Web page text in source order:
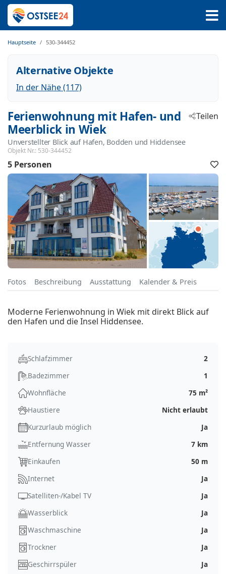
Hauptseite 530-344452
Alternative Objekte
In der Nähe (117)
Ferienwohnung mit Hafen- und
Meerblick in Wiek
Unverstellter Blick auf Hafen, Bodden und Hiddensee
- 18556
Objekt Nr.: 530-344452
Teilen
5 Personen
Fotos Beschreibung Ausstattung Kalender & Preis
Moderne Ferienwohnung in Wiek mit direkt Blick auf
den Hafen und die Insel Hiddensee.
Schlafzimmer
2
Badezimmer
1
Wohnfläche
75 m²
Haustiere
Nicht erlaubt
Kurzurlaub möglich
Ja
Entfernung Wasser
7 km
Einkaufen
50 m
Internet
Ja
Satelliten-/Kabel TV
Ja
Wasserblick
Ja
Waschmaschine
Ja
Trockner
Ja
Geschirrspüler
Ja